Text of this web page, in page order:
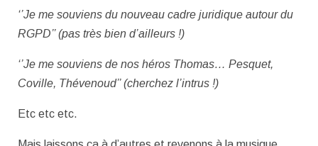
‘’Je me souviens du nouveau cadre juridique autour du
RGPD’’ (pas très bien d’ailleurs !)
‘’Je me souviens de nos héros Thomas… Pesquet,
Coville, Thévenoud’’ (cherchez l’intrus !)
Etc etc etc.